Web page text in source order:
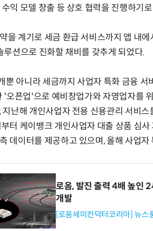
익 모델 창출 등 상호 협력을 진행하기
을 계기로 세금 환급 서비스까지 앱 내
루션으로 진화할 채비를 갖추게 되었다.
뿐 아니라 세금까지 사업자 특화 금융
오픈업'으로 예비창업가와 자영업자를
지난해 개인사업자 전용 신용관리 서비
터 케이뱅크 개인사업자 대출 상품 심
데이터를 제공하고 있으며, 올해 사업
로옴, 발진 출력 4배 높인
개발
[로옴세미컨덕터코리아] 뉴스